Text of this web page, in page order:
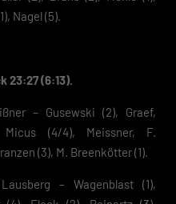
Nagel (5).
23:27 (6:13).
– Gusewski (2), Graef,
(4/4), Meissner, F.
(3), M. Breenkötter (1).
– Wagenblast (1),